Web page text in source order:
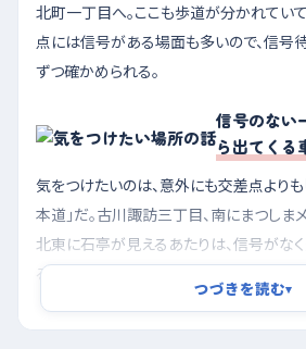
北町一丁目へ。ここも歩道が分かれてい
点には信号がある場面も多いので、信号
ずつ確かめられる。
信号のない
ら出てくる
気をつけたいのは、意外にも交差点よりも
本道」だ。古川諏訪三丁目、南にまつしま
北東に石亭が見えるあたりは、信号がな
るぶん、つい速度が乗ってしまう。そこへ
から車が出てくるので、出会いがしらのや
うひとつは古川沢田のあたりで、西にス
つづきを読む▾